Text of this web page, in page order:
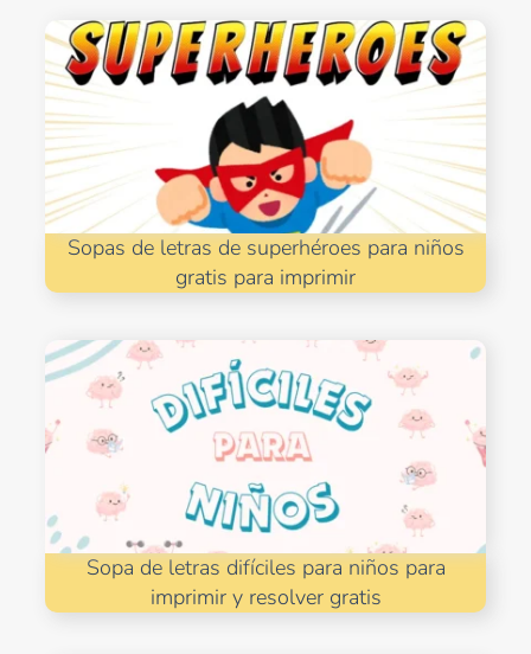
Sopas de letras de superhéroes para niños
gratis para imprimir
Sopa de letras difíciles para niños para
imprimir y resolver gratis